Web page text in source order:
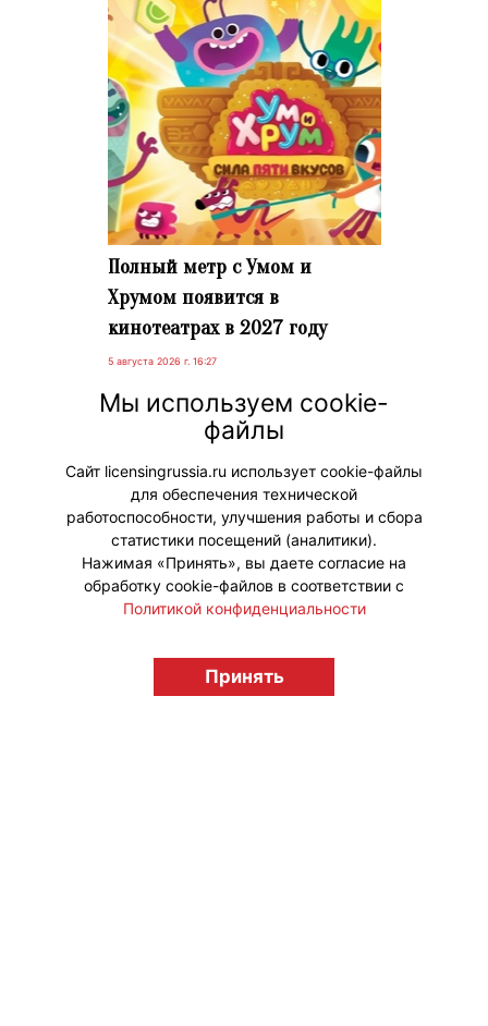
Полный метр с Умом и
Хрумом появится в
кинотеатрах в 2027 году
5 августа 2026 г. 16:27
Полнометражный мультфильм «Ум
и Хрум: Сила пяти вкусов» можно
будет посмотреть на больших
экранах с 30 сентября 2027 года.
#ПродвижениеБренда
licensingrussia.ru, 2009-2026 12+
Мы используем cookie-
файлы
Сайт licensingrussia.ru использует cookie-файлы
для обеспечения технической
работоспособности, улучшения работы и сбора
статистики посещений (аналитики).
Нажимая «Принять», вы даете согласие на
обработку cookie-файлов в соответствии с
Политикой конфиденциальности
Принять